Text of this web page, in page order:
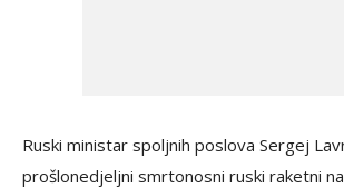
Ruski ministar spoljnih poslova Sergej
prošlonedjeljni smrtonosni ruski raketni